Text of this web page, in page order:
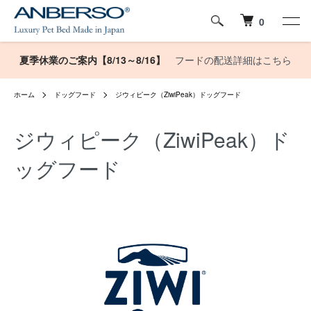
0
夏季休業のご案内【8/13～8/16】 フードの配送詳細はこちら
ホーム ドッグフード ジウィピーク（ZiwiPeak）ドッグフード
ジウィピーク（ZiwiPeak）ド
ッグフード